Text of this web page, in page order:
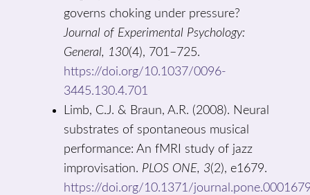
governs choking under pressure?
Journal of Experimental Psychology:
General, 130(4), 701–725.
https://doi.org/10.1037/0096-
3445.130.4.701
Limb, C.J. & Braun, A.R. (2008). Neural
substrates of spontaneous musical
performance: An fMRI study of jazz
improvisation. PLOS ONE, 3(2), e1679.
https://doi.org/10.1371/